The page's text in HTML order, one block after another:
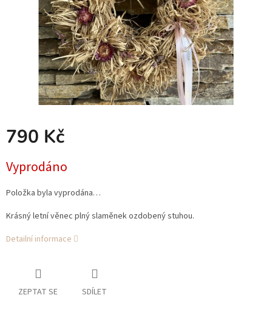
790 Kč
cena:
Vyprodáno
Položka byla vyprodána…
Krásný letní věnec plný slaměnek ozdobený stuhou.
Detailní informace
ZEPTAT SE SDÍLET